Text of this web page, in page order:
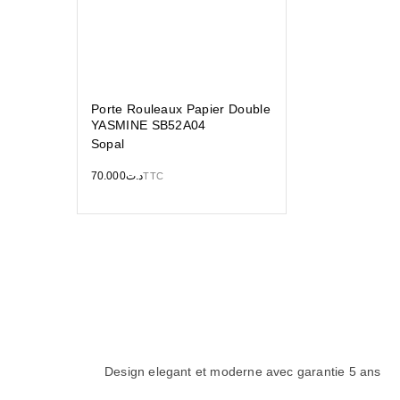
Porte Rouleaux Papier Double
YASMINE SB52A04
Sopal
د.ت70.000 TTC
Design elegant et moderne avec garantie 5 ans